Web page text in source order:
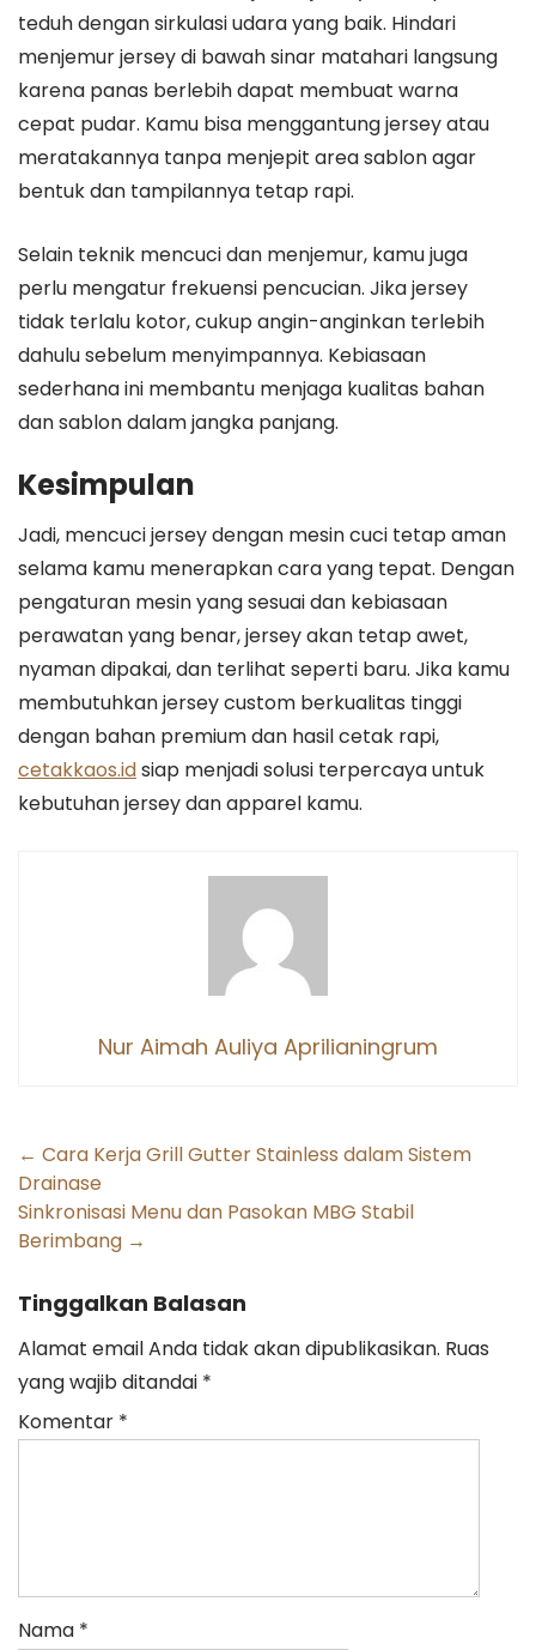
teduh dengan sirkulasi udara yang baik. Hindari
menjemur jersey di bawah sinar matahari langsung
karena panas berlebih dapat membuat warna
cepat pudar. Kamu bisa menggantung jersey atau
meratakannya tanpa menjepit area sablon agar
bentuk dan tampilannya tetap rapi.
Selain teknik mencuci dan menjemur, kamu juga
perlu mengatur frekuensi pencucian. Jika jersey
tidak terlalu kotor, cukup angin-anginkan terlebih
dahulu sebelum menyimpannya. Kebiasaan
sederhana ini membantu menjaga kualitas bahan
dan sablon dalam jangka panjang.
Kesimpulan
Jadi, mencuci jersey dengan mesin cuci tetap aman
selama kamu menerapkan cara yang tepat. Dengan
pengaturan mesin yang sesuai dan kebiasaan
perawatan yang benar, jersey akan tetap awet,
nyaman dipakai, dan terlihat seperti baru. Jika kamu
membutuhkan jersey custom berkualitas tinggi
dengan bahan premium dan hasil cetak rapi,
cetakkaos.idsiap menjadi solusi terpercaya untuk
kebutuhan jersey dan apparel kamu.
Nur Aimah Auliya Aprilianingrum
Post
navigation
← Cara Kerja Grill Gutter Stainless dalam Sistem
Drainase
Sinkronisasi Menu dan Pasokan MBG Stabil
Berimbang →
Tinggalkan Balasan
Alamat email Anda tidak akan dipublikasikan. Ruas
yang wajib ditandai *
Komentar *
Nama *